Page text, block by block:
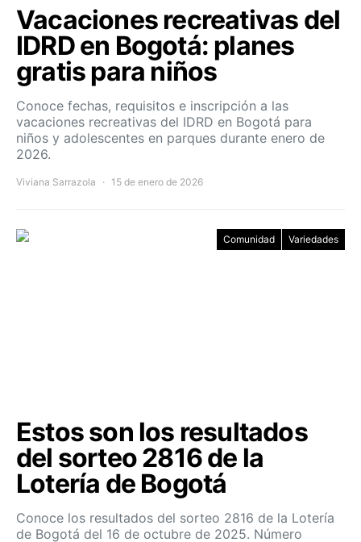
Vacaciones recreativas del
IDRD en Bogotá: planes
gratis para niños
Conoce fechas, requisitos e inscripción a las
vacaciones recreativas del IDRD en Bogotá para
niños y adolescentes en parques durante enero de
2026.
Viviana Sarrazola 15 de enero de 2026
Comunidad Variedades
Estos son los resultados
del sorteo 2816 de la
Lotería de Bogotá
Conoce los resultados del sorteo 2816 de la Lotería
de Bogotá del 16 de octubre de 2025. Número